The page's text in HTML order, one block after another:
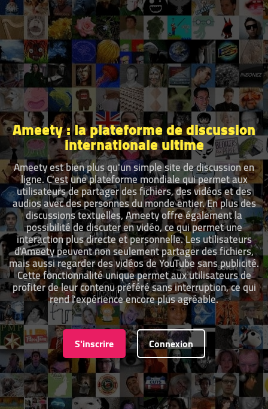
Ameety : la plateforme de discussion
internationale ultime
Ameety est bien plus qu'un simple site de discussion en
ligne. C'est une plateforme mondiale qui permet aux
utilisateurs de partager des fichiers, des vidéos et des
audios avec des personnes du monde entier. En plus des
discussions textuelles, Ameety offre également la
possibilité de discuter en vidéo, ce qui permet une
interaction plus directe et personnelle. Les utilisateurs
d'Ameety peuvent non seulement partager des fichiers,
mais aussi regarder des vidéos de YouTube sans publicité.
Cette fonctionnalité unique permet aux utilisateurs de
profiter de leur contenu préféré sans interruption, ce qui
rend l'expérience encore plus agréable.
S'inscrire Connexion